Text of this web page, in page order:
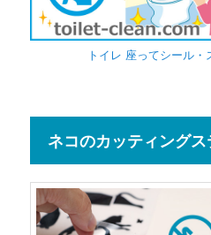
トイレ 座ってシール
ネコのカッティング